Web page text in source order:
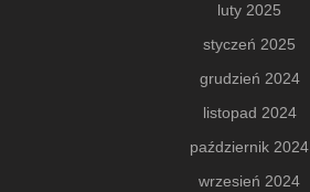
luty 2025
styczeń 2025
grudzień 2024
listopad 2024
październik 2024
wrzesień 2024